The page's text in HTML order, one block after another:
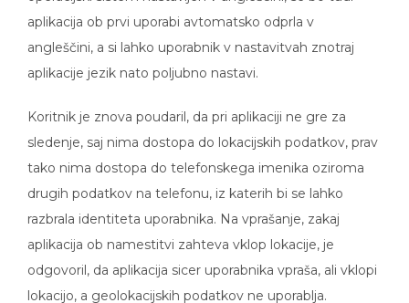
aplikacija ob prvi uporabi avtomatsko odprla v
angleščini, a si lahko uporabnik v nastavitvah znotraj
aplikacije jezik nato poljubno nastavi.
sledenje, saj nima dostopa do lokacijskih podatkov, prav
tako nima dostopa do telefonskega imenika oziroma
drugih podatkov na telefonu, iz katerih bi se lahko
razbrala identiteta uporabnika. Na vprašanje, zakaj
aplikacija ob namestitvi zahteva vklop lokacije, je
odgovoril, da aplikacija sicer uporabnika vpraša, ali vklopi
lokacijo, a geolokacijskih podatkov ne uporablja.